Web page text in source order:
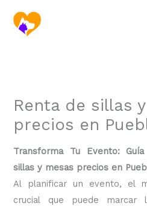
contenido
Renta de sillas
precios en
Transforma Tu Evento:
sillas y mesas precios en
Al planificar un evento, el
crucial que puede marcar